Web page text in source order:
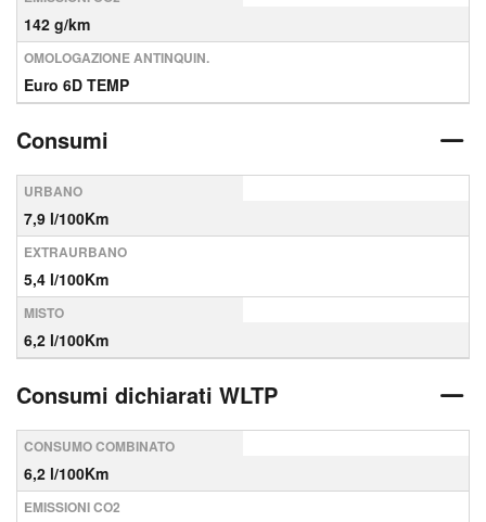
142 g/km
OMOLOGAZIONE ANTINQUIN.
Euro 6D TEMP
Consumi
URBANO
7,9 l/100Km
EXTRAURBANO
5,4 l/100Km
MISTO
6,2 l/100Km
Consumi dichiarati WLTP
CONSUMO COMBINATO
6,2 l/100Km
EMISSIONI CO2